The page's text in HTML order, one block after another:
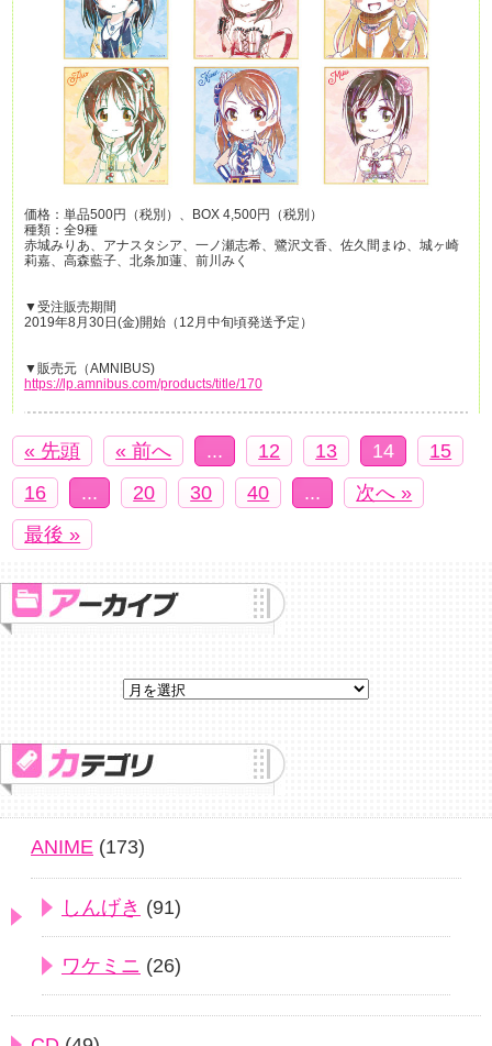
価格：単品500円（税別）、BOX 4,500円（税別）
種類：全9種
赤城みりあ、アナスタシア、一ノ瀬志希、鷺沢文香、佐久間まゆ、城ヶ崎
莉嘉、高森藍子、北条加蓮、前川みく
▼受注販売期間
2019年8月30日(金)開始（12月中旬頃発送予定）
▼販売元（AMNIBUS)
https://lp.amnibus.com/products/title/170
« 先頭 « 前へ ... 12 13 14
15
16
... 20 30 40 ...
次へ »
最後 »
ANIME (173)
しんげき (91)
ワケミニ (26)